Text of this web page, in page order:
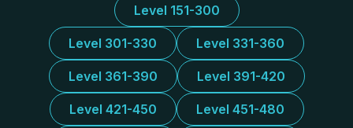
Level 151-300
Level 301-330 Level 331-360
Level 361-390 Level 391-420
Level 421-450 Level 451-480